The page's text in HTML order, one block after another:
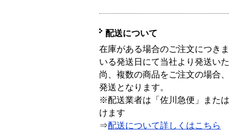
配送について
在庫がある場合のご注文につき
いる発送日にて当社より発送い
尚、複数の商品をご注文の場合
発送となります。
※配送業者は「佐川急便」また
けます
⇒配送について詳しくはこちら